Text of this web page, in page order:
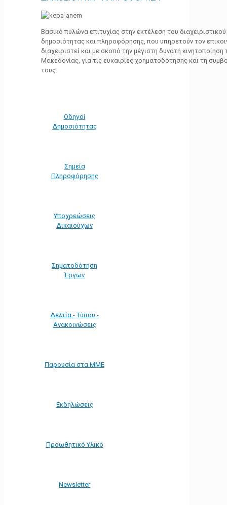
Βασικό πυλώνα επιτυχίας στην εκτέλεση του
δημοσιότητας και πληροφόρησης, που υπηρετούν τον
διαχειριστεί και με σκοπό την μέγιστη δυνατή
Μακεδονίας, για τις ευκαιρίες χρηματοδότησης και τη
τους.
Οδηγοί
Δημοσιότητας
Σημεία
Πληροφόρησης
Υποχρεώσεις
Δικαιούχων
Σηματοδότηση
Έργων
Δελτία - Τύπου -
Ανακοινώσεις
Παρουσία στα ΜΜΕ
Εκδηλώσεις
Προωθητικό Υλικό
Νewsletter